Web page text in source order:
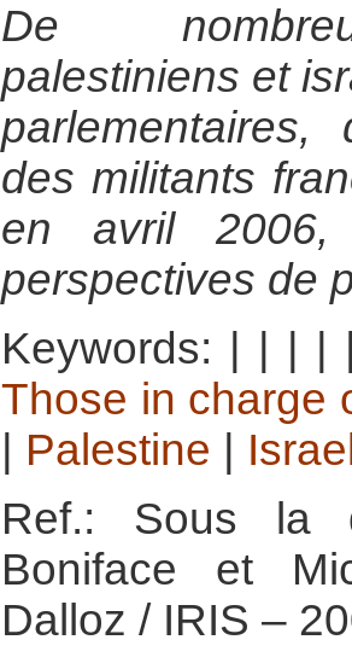
De
palestiniens et
des militants
en avril 2006,
perspectives de
Keywords:
Those in charge
Palestine
Ref.: Sous la
Boniface et
Dalloz / IRIS –